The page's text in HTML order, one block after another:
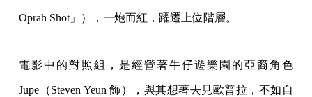
Oprah Shot」），一炮而紅，躍遷上位階層。
電影中的對照組，是經營著牛仔遊樂園的亞裔角色
Jupe（Steven Yeun 飾），與其想著去見歐普拉，不如自